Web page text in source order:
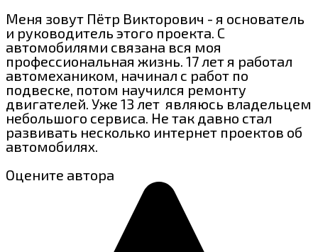
Меня зовут Пётр Викторович - я основатель
и руководитель этого проекта. С
автомобилями связана вся моя
профессиональная жизнь. 17 лет я работал
автомехаником, начинал с работ по
подвеске, потом научился ремонту
двигателей. Уже 13 лет являюсь владельцем
небольшого сервиса. Не так давно стал
развивать несколько интернет проектов об
автомобилях.
Оцените автора